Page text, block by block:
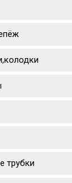
трубки